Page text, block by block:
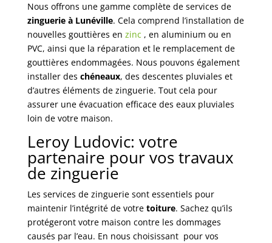
Nous offrons une gamme complète de services de
zinguerie à Lunéville. Cela comprend l’installation de
nouvelles gouttières en zinc , en aluminium ou en
PVC, ainsi que la réparation et le remplacement de
gouttières endommagées. Nous pouvons également
installer des chéneaux, des descentes pluviales et
d’autres éléments de zinguerie. Tout cela pour
assurer une évacuation efficace des eaux pluviales
loin de votre maison.
Leroy Ludovic: votre
partenaire pour vos travaux
de zinguerie
Les services de zinguerie sont essentiels pour
maintenir l’intégrité de votretoiture. Sachez qu’ils
protégeront votre maison contre les dommages
causés par l’eau. En nous choisissant pour vos